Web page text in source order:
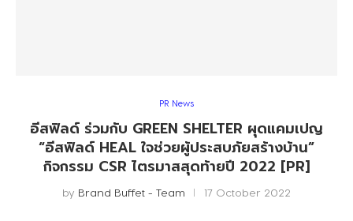
PR News
อีสฟิลด์ ร่วมกับ GREEN SHELTER ผุดแคมเปญ
“อีสฟิลด์ HEAL ใจช่วยผู้ประสบภัยสร้างบ้าน”
กิจกรรม CSR ไตรมาสสุดท้ายปี 2022 [PR]
by Brand Buffet - Team 17 October 2022